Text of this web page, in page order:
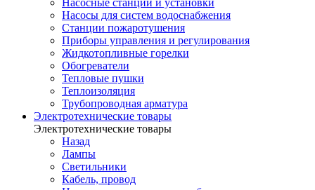
Насосные станции и установки
Насосы для систем водоснабжения
Станции пожаротушения
Приборы управления и регулирования
Жидкотопливные горелки
Обогреватели
Тепловые пушки
Теплоизоляция
Трубопроводная арматура
Электротехнические товары
Электротехнические товары
Назад
Лампы
Светильники
Кабель, провод